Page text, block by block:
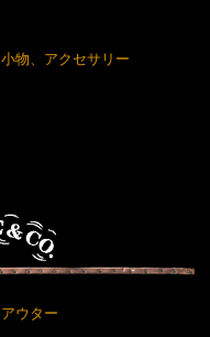
小物、アクセサリー
アウター